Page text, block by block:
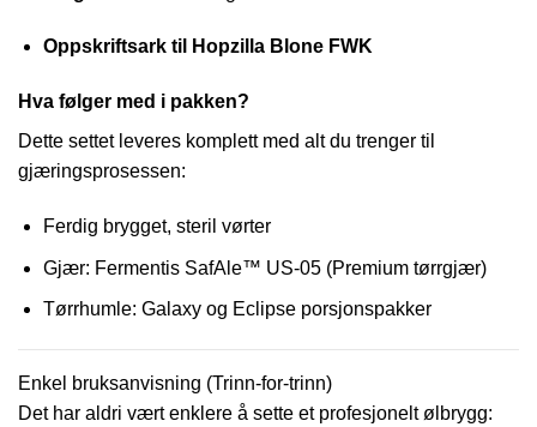
Oppskriftsark til Hopzilla Blone FWK
Hva følger med i pakken?
Dette settet leveres komplett med alt du trenger til
gjæringsprosessen:
Ferdig brygget, steril vørter
Gjær: Fermentis SafAle™ US-05 (Premium tørrgjær)
Tørrhumle: Galaxy og Eclipse porsjonspakker
Enkel bruksanvisning (Trinn-for-trinn)
Det har aldri vært enklere å sette et profesjonelt ølbrygg: